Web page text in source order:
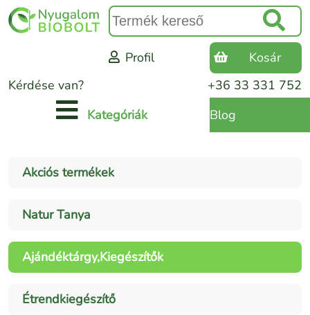
Kérdése van? +36 33 331 752
Profil Kosár
Kategóriák Blog
Akciós termékek
Natur Tanya
Ajándéktárgy,Kiegészítők
Étrendkiegészítő